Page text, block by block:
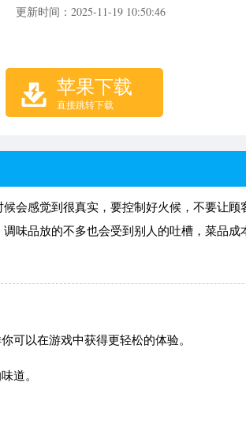
更新时间：2025-11-19 10:50:46
苹果下载
直接跳转下载
会感觉到很真实，要控制好火候，不要让顾
味品放的不多也会受到别人的吐槽，菜品成
可以在游戏中获得更轻松的体验。
道。